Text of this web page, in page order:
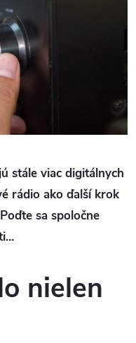
stále viac digitálnych
rádio ako ďalší krok
sa spoločne
nielen